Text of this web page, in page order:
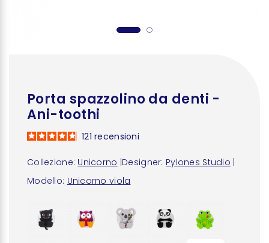
Porta spazzolino da denti -
Ani-toothi
Collezione: Unicorno Designer: Pylones Studio
Modello: Unicorno viola
121recensioni